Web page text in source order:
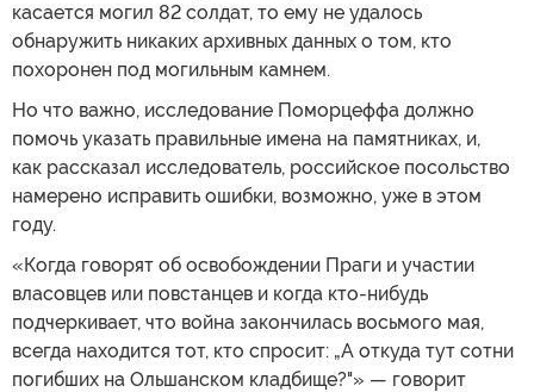
касается могил 82 солдат, то ему не удалось
обнаружить никаких архивных данных о том, кто
похоронен под могильным камнем.
Но что важно, исследование Поморцеффа должно
помочь указать правильные имена на памятниках, и,
как рассказал исследователь, российское посольство
намерено исправить ошибки, возможно, уже в этом
году.
«Когда говорят об освобождении Праги и участии
власовцев или повстанцев и когда кто-нибудь
подчеркивает, что война закончилась восьмого мая,
всегда находится тот, кто спросит: „А откуда тут сотни
погибших на Ольшанском кладбище?"» — говорит